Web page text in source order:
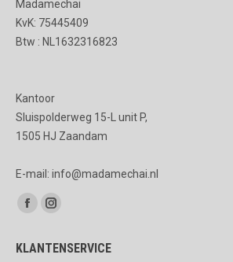
Madamechai
KvK: 75445409
Btw : NL1632316823
Kantoor
Sluispolderweg 15-L unit P,
1505 HJ Zaandam
E-mail: info@madamechai.nl
Vind ons op:
Facebook
opens
Instagram
opens
KLANTENSERVICE